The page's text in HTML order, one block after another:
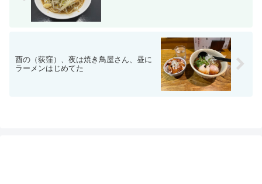
酉の（荻窪）、夜は焼き鳥屋さん、昼に
ラーメンはじめてた